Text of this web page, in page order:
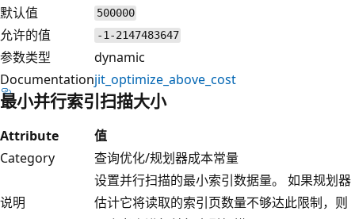
默认值
500000
允许的值 -1-2147483647
参数类型
dynamic
Documentationjit_optimize_above_cost
最小并行索引扫描大小
Attribute
值
Category
查询优化/规划器成本常量
说明
设置并行扫描的最小索引数据量。 如果规划器
估计它将读取的索引页数量不够达此限制，则